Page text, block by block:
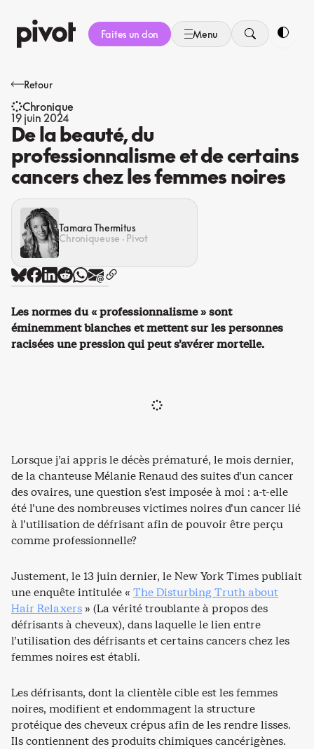
au
contenu
Faites un don Menu
Retour
Chronique
19 juin 2024
De la beauté, du
professionnalisme et de certains
cancers chez les femmes noires
Tamara Thermitus
Chroniqueuse · Pivot
Les normes du « professionnalisme » sont
éminemment blanches et mettent sur les personnes
racisées une pression qui peut s’avérer mortelle.
Lorsque j’ai appris le décès prématuré, le mois dernier,
de la chanteuse Mélanie Renaud des suites d’un cancer
des ovaires, une question s’est imposée à moi : a-t-elle
été l’une des nombreuses victimes noires d’un cancer lié
à l’utilisation de défrisant afin de pouvoir être perçu
comme professionnelle?
Justement, le 13 juin dernier, le New York Times publiait
une enquête intitulée « The Disturbing Truth about
Hair Relaxers » (La vérité troublante à propos des
défrisants à cheveux), dans laquelle le lien entre
l’utilisation des défrisants et certains cancers chez les
femmes noires est établi.
Les défrisants, dont la clientèle cible est les femmes
noires, modifient et endommagent la structure
protéique des cheveux crépus afin de les rendre lisses.
Ils contiennent des produits chimiques cancérigènes.